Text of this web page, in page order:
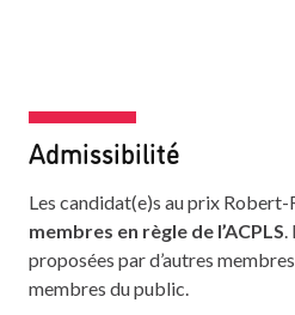
Admissibilité
Les candidat(e)s au prix
membres en règle de l’ACPLS.
proposées par d’autres
membres du public.